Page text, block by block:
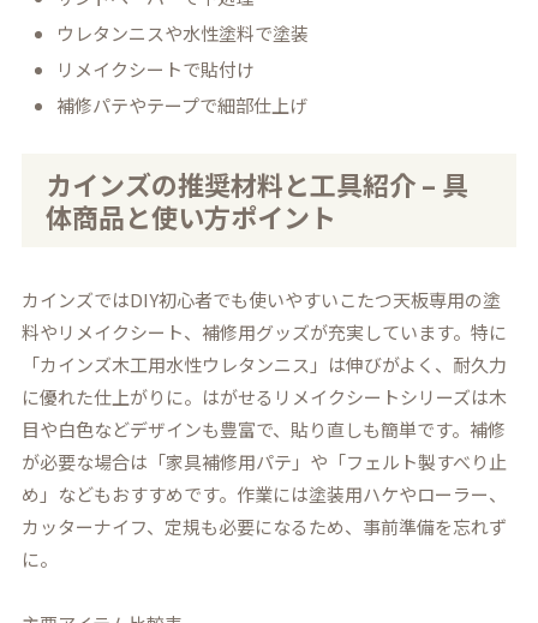
ウレタンニスや水性塗料で塗装
リメイクシートで貼付け
補修パテやテープで細部仕上げ
カインズの推奨材料と工具紹介 – 具
体商品と使い方ポイント
カインズではDIY初心者でも使いやすいこたつ天板専用の塗
料やリメイクシート、補修用グッズが充実しています。特に
「カインズ木工用水性ウレタンニス」は伸びがよく、耐久力
に優れた仕上がりに。はがせるリメイクシートシリーズは木
目や白色などデザインも豊富で、貼り直しも簡単です。補修
が必要な場合は「家具補修用パテ」や「フェルト製すべり止
め」などもおすすめです。作業には塗装用ハケやローラー、
カッターナイフ、定規も必要になるため、事前準備を忘れず
に。